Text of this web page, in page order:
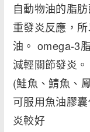
自動物油的脂
重發炎反應，
油。 omega-3
減輕關節發炎
(鮭魚、鯖魚、
可服用魚油膠
炎較好 骨關